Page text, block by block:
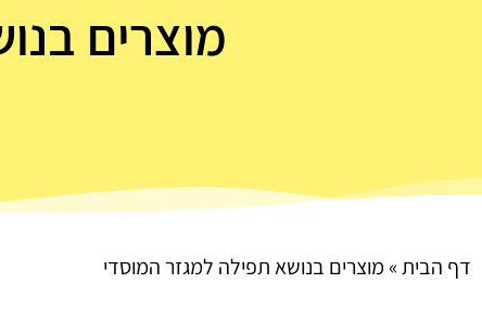
מוצרים
דף הבית» מוצרים בנושא תפילה למגזר המוסדי